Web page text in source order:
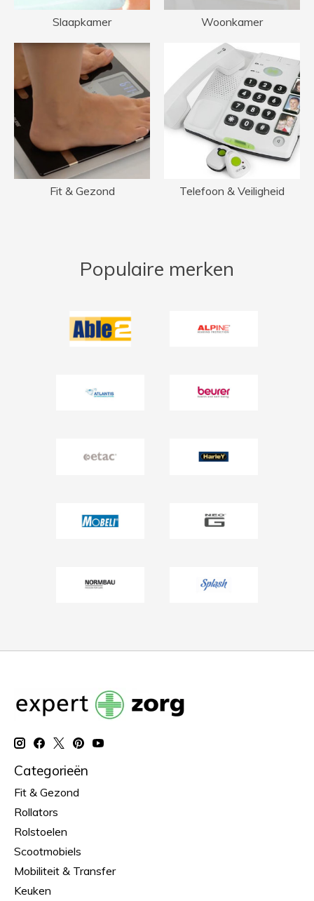
Slaapkamer Woonkamer
Fit & Gezond Telefoon & Veiligheid
Populaire merken
Categorieën
Fit & Gezond
Rollators
Rolstoelen
Scootmobiels
Mobiliteit & Transfer
Keuken